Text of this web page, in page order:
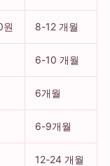
8-12 개월
6-10 개월
6개월
6-9개월
12-24 개월